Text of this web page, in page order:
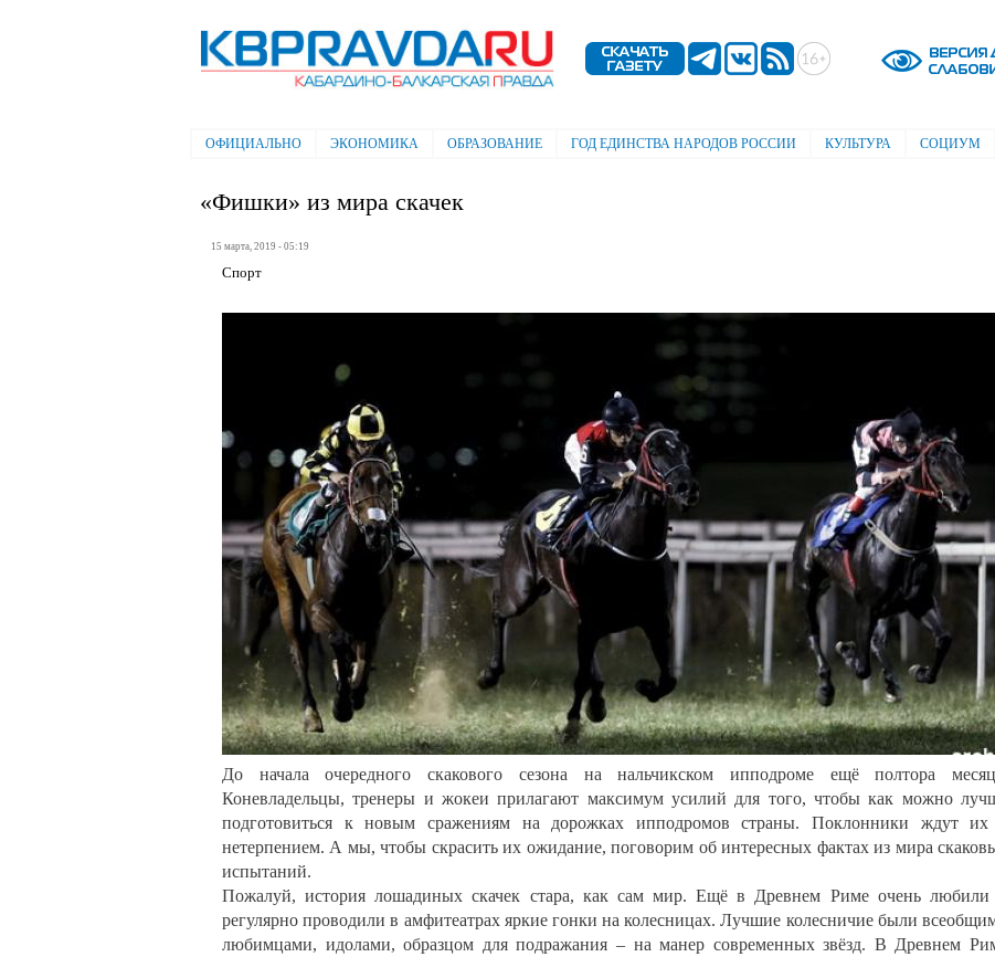
содержанию
Электронная газета "Кабардино-
Балкарская правда"
Главное меню
ОФИЦИАЛЬНО ЭКОНОМИКА ОБРАЗОВАНИЕ ГОД ЕДИНСТВА НАРОДОВ РОССИИ КУЛЬТУРА СОЦИУМ
«Фишки» из мира скачек
15 марта, 2019 - 05:19
Спорт
До начала очередного скакового сезона на нальчикском ипподроме ещё полтора
Коневладельцы, тренеры и жокеи прилагают максимум усилий для того, чтобы как можно
подготовиться к новым сражениям на дорожках ипподромов страны. Поклонники ждут
нетерпением. А мы, чтобы скрасить их ожидание, поговорим об интересных фактах из мира
испытаний.
Пожалуй, история лошадиных скачек стара, как сам мир. Ещё в Древнем Риме очень
регулярно проводили в амфитеатрах яркие гонки на колесницах. Лучшие колесничие были
любимцами, идолами, образцом для подражания – на манер современных звёзд. В Древнем